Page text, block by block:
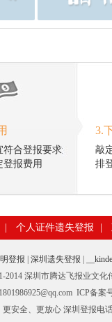
符合登报要求
登报费用
3.
敲
排
个人证件遗失登报
登报 深圳遗失登报
2014 深圳市腾达飞报业文
ICP备案
安全、更放心 深圳登报电